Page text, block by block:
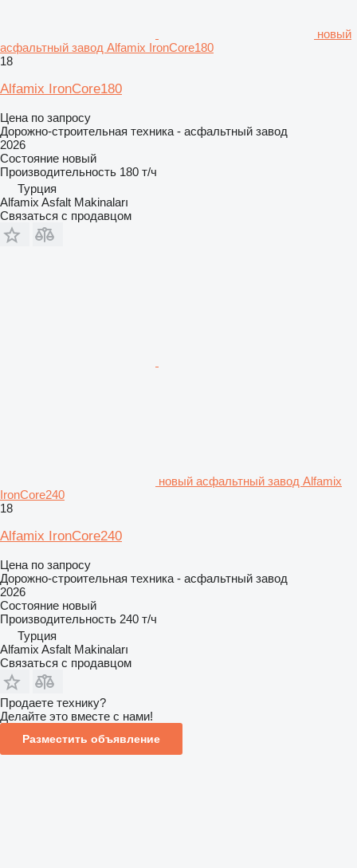
новый
асфальтный завод Alfamix IronCore180
18
Alfamix IronCore180
Цена по запросу
Дорожно-строительная техника - асфальтный завод
2026
Состояние новый
Производительность 180 т/ч
Турция
Alfamix Asfalt Makinaları
Связаться с продавцом
новый асфальтный завод Alfamix
IronCore240
18
Alfamix IronCore240
Цена по запросу
Дорожно-строительная техника - асфальтный завод
2026
Состояние новый
Производительность 240 т/ч
Турция
Alfamix Asfalt Makinaları
Связаться с продавцом
Продаете технику?
Делайте это вместе с нами!
Разместить объявление